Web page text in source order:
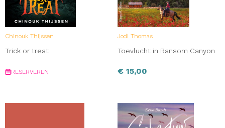
Chinouk Thijssen
Trick or treat
RESERVEREN
Jodi Thomas
Toevlucht in Ransom Canyon
€ 15,00